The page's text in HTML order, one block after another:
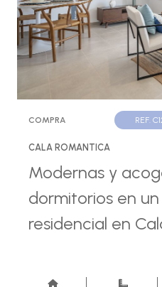
COMPRA REF.
CALA ROMANTICA
Modernas y
dormitorios en
residencial en